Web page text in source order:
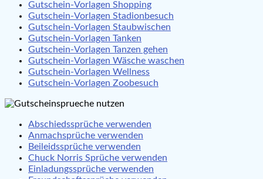
Gutschein-Vorlagen Shopping
Gutschein-Vorlagen Stadionbesuch
Gutschein-Vorlagen Staubwischen
Gutschein-Vorlagen Tanken
Gutschein-Vorlagen Tanzen gehen
Gutschein-Vorlagen Wäsche waschen
Gutschein-Vorlagen Wellness
Gutschein-Vorlagen Zoobesuch
Abschiedssprüche verwenden
Anmachsprüche verwenden
Beileidssprüche verwenden
Chuck Norris Sprüche verwenden
Einladungssprüche verwenden